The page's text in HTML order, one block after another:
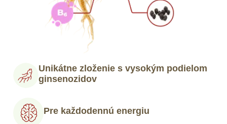
Unikátne zloženie s vysokým podielom
ginsenozidov
Pre každodennú energiu